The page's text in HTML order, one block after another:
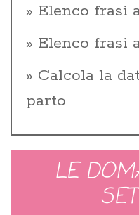
Elenco frasi
Elenco frasi
Calcola la
parto
LE